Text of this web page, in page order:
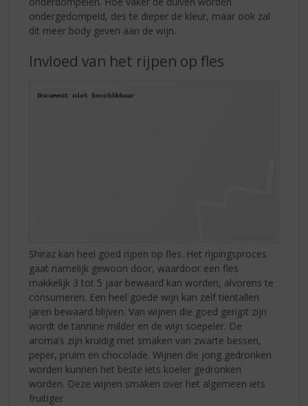
ondergedompeld, des te dieper de kleur, maar ook zal
dit meer body geven aan de wijn.
Invloed van het rijpen op fles
Shiraz kan heel goed rijpen op fles. Het rijpingsproces
gaat namelijk gewoon door, waardoor een fles
makkelijk 3 tot 5 jaar bewaard kan worden, alvorens te
consumeren. Een heel goede wijn kan zelf tientallen
jaren bewaard blijven. Van wijnen die goed gerijpt zijn
wordt de tannine milder en de wijn soepeler. De
aroma’s zijn kruidig met smaken van zwarte bessen,
peper, pruim en chocolade. Wijnen die jong gedronken
worden kunnen het beste iets koeler gedronken
worden. Deze wijnen smaken over het algemeen iets
fruitiger.